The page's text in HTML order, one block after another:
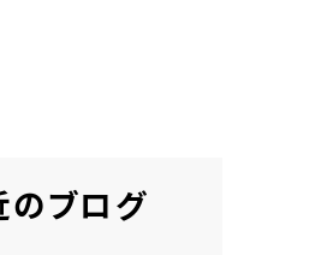
のブログ